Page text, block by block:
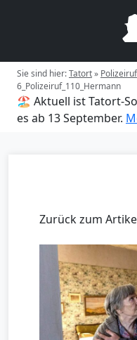
Sie sind hier:Tatort» Polizeiruf
6_Polizeiruf_110_Hermann
🏖️ Aktuell ist Tatort-
es ab 13 September.
Zurück zum